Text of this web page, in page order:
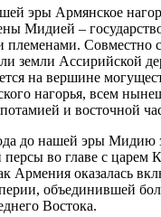
эры Армянское
Мидией –
племенами. Совместно
земли Ассирийской
на вершине
нагорья, всем
и восточной
до нашей эры Мидию
персы во главе с царем
Армения оказалась
объединившей
Востока.